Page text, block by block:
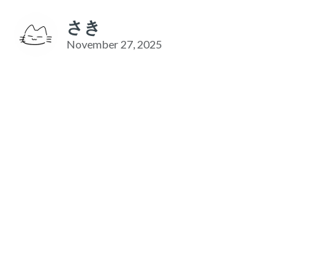
さき
November 27, 2025